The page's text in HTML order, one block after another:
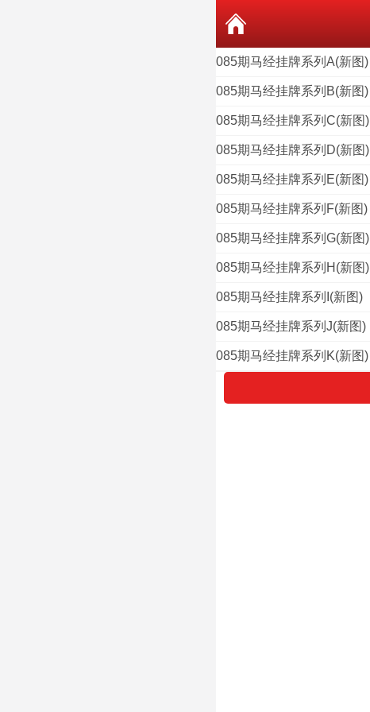
085期马经挂牌系列A(新图)
085期马经挂牌系列B(新图)
085期马经挂牌系列C(新图)
085期马经挂牌系列D(新图)
085期马经挂牌系列E(新图)
085期马经挂牌系列F(新图)
085期马经挂牌系列G(新图)
085期马经挂牌系列H(新图)
085期马经挂牌系列I(新图)
085期马经挂牌系列J(新图)
085期马经挂牌系列K(新图)